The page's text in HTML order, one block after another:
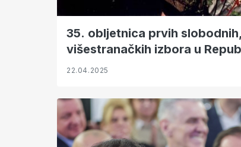
35. obljetnica prvih
višestranačkih izbora u
22.04.2025